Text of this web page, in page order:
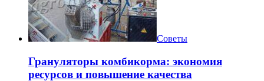
Советы
Грануляторы комбикорма: экономия
ресурсов и повышение качества